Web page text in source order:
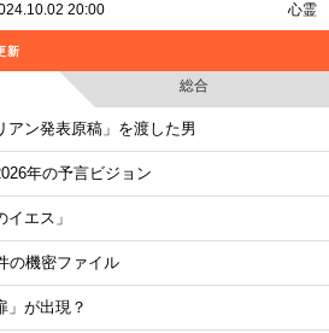
20:00 心霊
新
総合
アン発表原稿」を渡した男
年の予言ビジョン
エス」
の機密ファイル
」が出現？